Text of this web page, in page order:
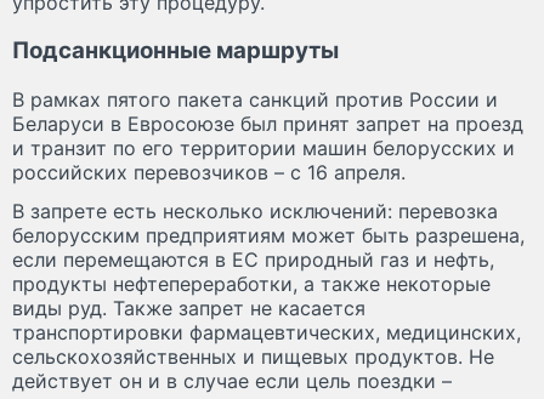
Подсанкционные маршруты
В рамках пятого пакета санкций против России и
Беларуси в Евросоюзе был принят запрет на проезд
и транзит по его территории машин белорусских и
российских перевозчиков – с 16 апреля.
В запрете есть несколько исключений: перевозка
белорусским предприятиям может быть разрешена,
если перемещаются в ЕС природный газ и нефть,
продукты нефтепереработки, а также некоторые
виды руд. Также запрет не касается
транспортировки фармацевтических, медицинских,
сельскохозяйственных и пищевых продуктов. Не
действует он и в случае если цель поездки –